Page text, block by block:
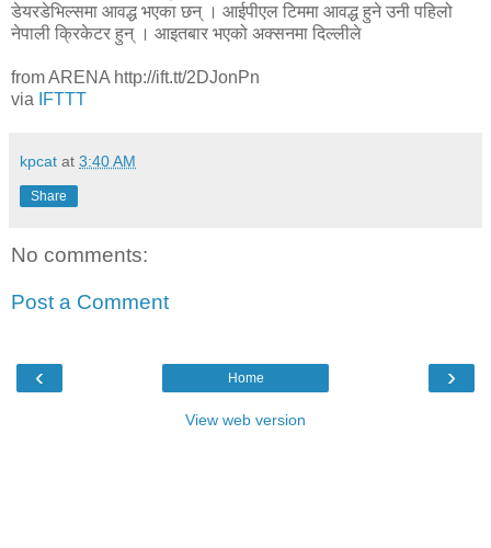
डेयरडेभिल्समा आवद्ध भएका छन् । आईपीएल टिममा आवद्ध हुने उनी पहिलो
नेपाली क्रिकेटर हुन् । आइतबार भएको अक्सनमा दिल्लीले
from ARENA http://ift.tt/2DJonPn
via
IFTTT
kpcat at 3:40 AM
Share
No comments:
Post a Comment
‹ ›
Home
View web version